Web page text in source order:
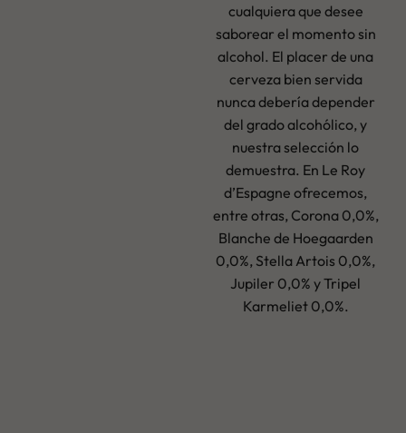
cualquiera que desee
saborear el momento sin
alcohol. El placer de una
cerveza bien servida
nunca debería depender
del grado alcohólico, y
nuestra selección lo
demuestra. En Le Roy
d’Espagne ofrecemos,
entre otras, Corona 0,0%,
Blanche de Hoegaarden
0,0%, Stella Artois 0,0%,
Jupiler 0,0% y Tripel
Karmeliet 0,0%.